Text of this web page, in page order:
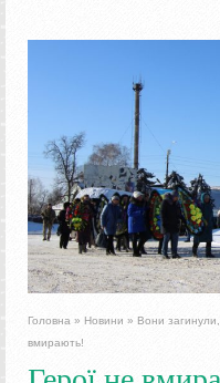
Головна » Новини » Вони
вмирають!